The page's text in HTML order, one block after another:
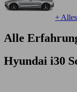
+
Alle
Hyundai i30